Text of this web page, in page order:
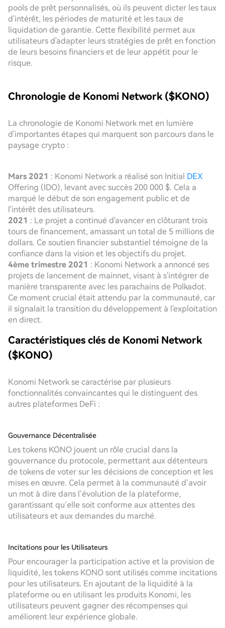
pools de prêt personnalisés, où ils peuvent dicter les taux
d'intérêt, les périodes de maturité et les taux de
liquidation de garantie. Cette flexibilité permet aux
utilisateurs d'adapter leurs stratégies de prêt en fonction
de leurs besoins financiers et de leur appétit pour le
risque.
Chronologie de Konomi Network ($KONO)
La chronologie de Konomi Network met en lumière
d'importantes étapes qui marquent son parcours dans le
paysage crypto :
Mars 2021 : Konomi Network a réalisé son Initial DEX
Offering (IDO), levant avec succès 200 000 $. Cela a
marqué le début de son engagement public et de
l'intérêt des utilisateurs.
2021 : Le projet a continué d'avancer en clôturant trois
tours de financement, amassant un total de 5 millions de
dollars. Ce soutien financier substantiel témoigne de la
confiance dans la vision et les objectifs du projet.
4ème trimestre 2021 : Konomi Network a annoncé ses
projets de lancement de mainnet, visant à s'intégrer de
manière transparente avec les parachains de Polkadot.
Ce moment crucial était attendu par la communauté, car
il signalait la transition du développement à l'exploitation
en direct.
Caractéristiques clés de Konomi Network
($KONO)
Konomi Network se caractérise par plusieurs
fonctionnalités convaincantes qui le distinguent des
autres plateformes DeFi :
Gouvernance Décentralisée
Les tokens KONO jouent un rôle crucial dans la
gouvernance du protocole, permettant aux détenteurs
de tokens de voter sur les décisions de conception et les
mises en œuvre. Cela permet à la communauté d’avoir
un mot à dire dans l’évolution de la plateforme,
garantissant qu’elle soit conforme aux attentes des
utilisateurs et aux demandes du marché.
Incitations pour les Utilisateurs
Pour encourager la participation active et la provision de
liquidité, les tokens KONO sont utilisés comme incitations
pour les utilisateurs. En ajoutant de la liquidité à la
plateforme ou en utilisant les produits Konomi, les
utilisateurs peuvent gagner des récompenses qui
améliorent leur expérience globale.